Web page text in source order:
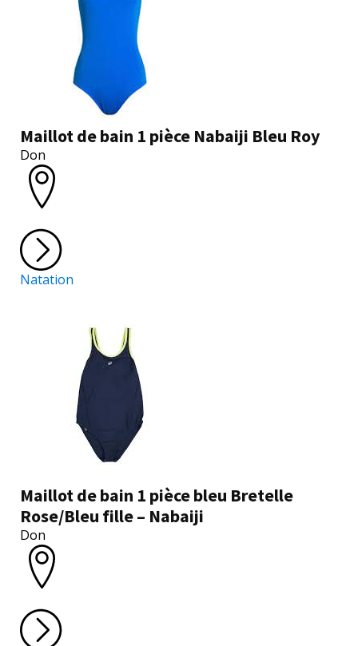
Maillot de bain 1 pièce Nabaiji Bleu Roy
Don
Natation
Maillot de bain 1 pièce bleu Bretelle
Rose/Bleu fille – Nabaiji
Don